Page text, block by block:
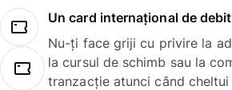
Un card internațional de debit
Nu-ți face griji cu privire la
la cursul de schimb sau la
tranzacție atunci când